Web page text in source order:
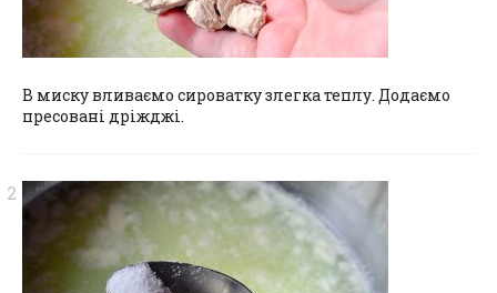
В миску вливаємо сироватку злегка теплу. Додаємо
пресовані дріжджі.